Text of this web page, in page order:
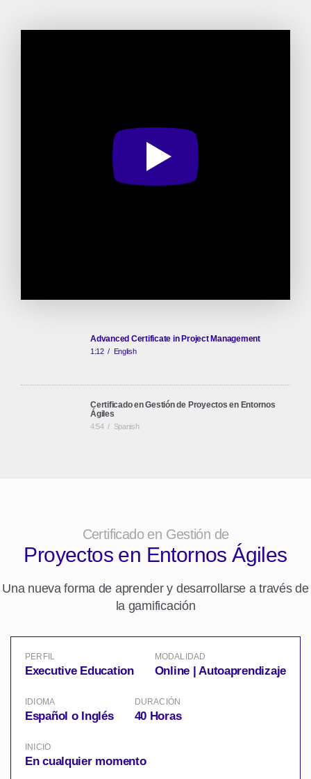
Advanced Certificate in Project Management
1:12/ English
Certificado en Gestión de Proyectos en Entornos
Ágiles
4:54/ Spanish
Certificado en Gestión de
Proyectos en Entornos Ágiles
Una nueva forma de aprender y desarrollarse a través de
la gamificación
PERFIL
Executive Education
MODALIDAD
Online | Autoaprendizaje
IDIOMA
Español o Inglés
DURACIÓN
40 Horas
INICIO
En cualquier momento